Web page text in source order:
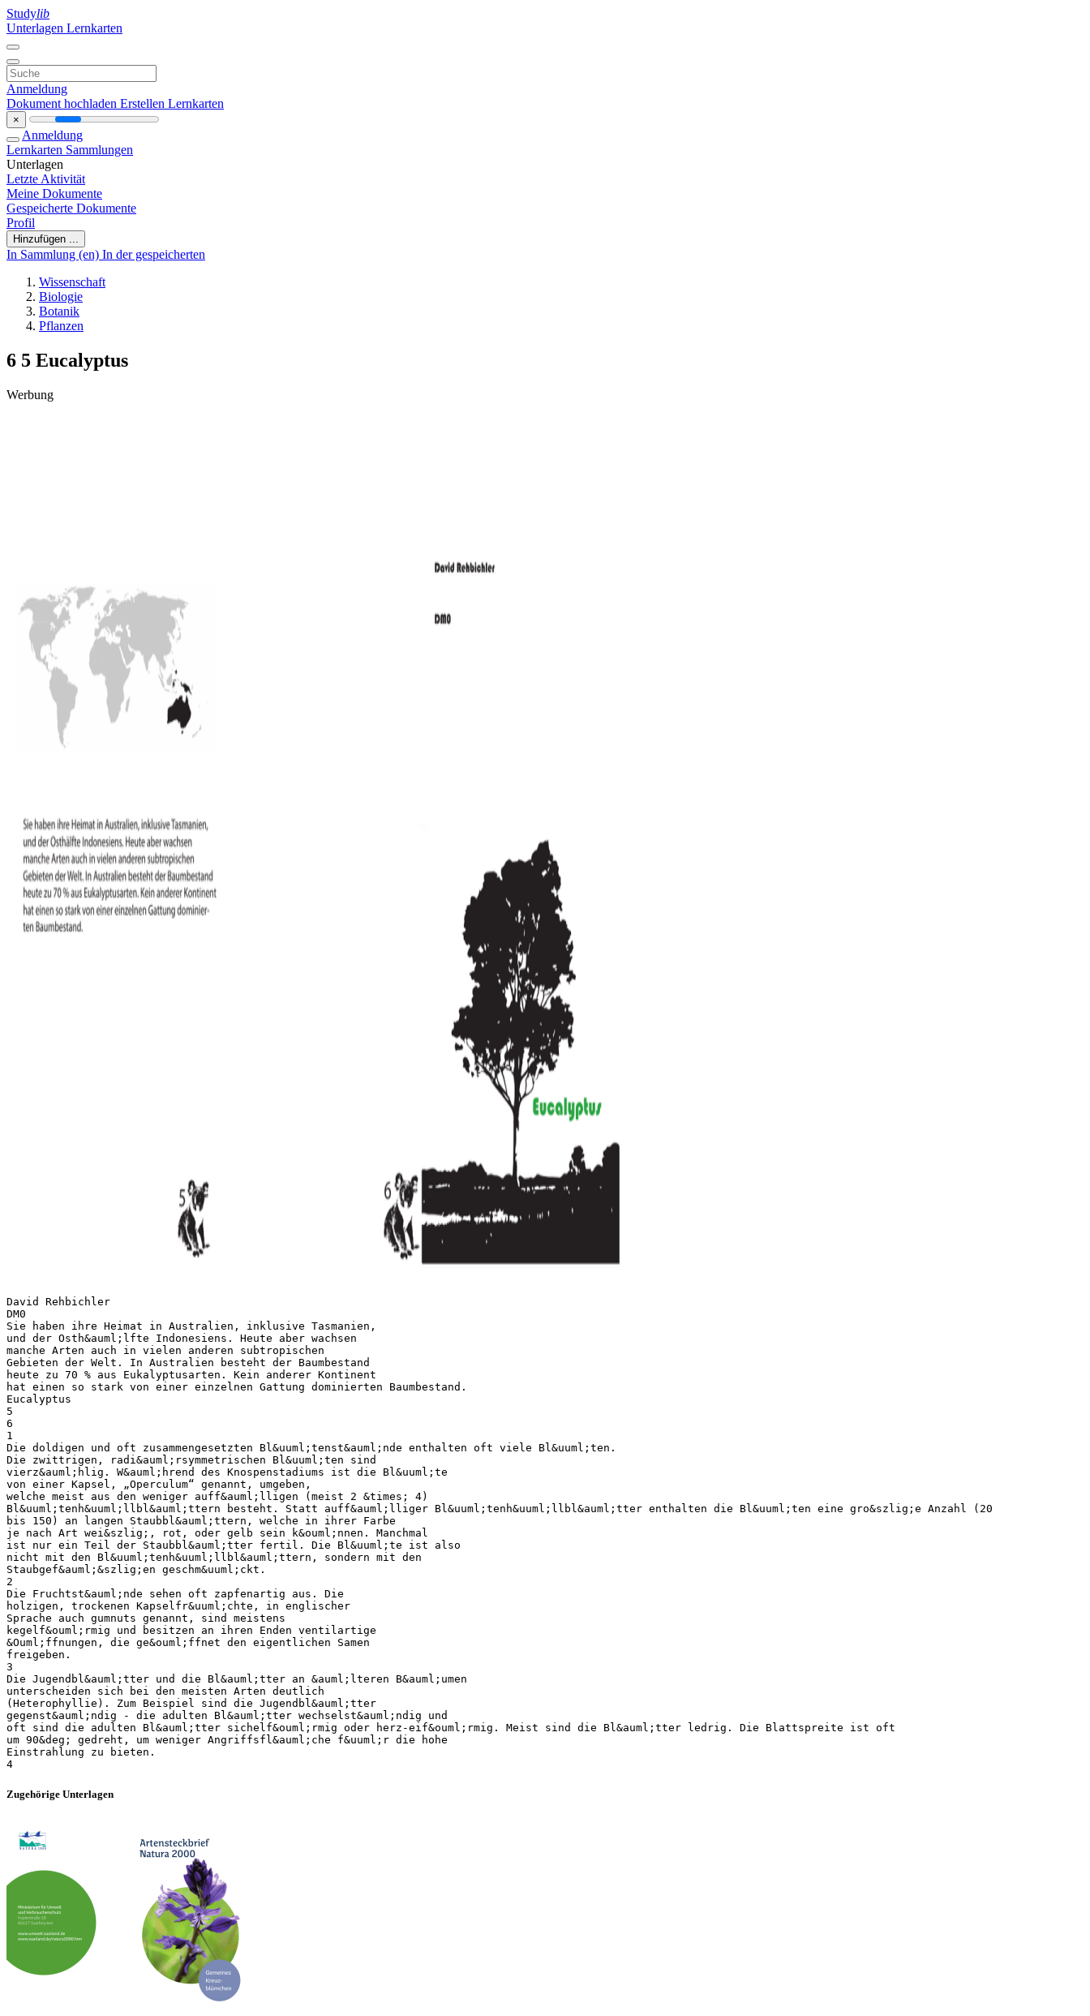
Studylib
Unterlagen Lernkarten
Anmeldung
Dokument hochladen Erstellen Lernkarten
×
Anmeldung
Lernkarten Sammlungen
Unterlagen
Letzte Aktivität
Meine Dokumente
Gespeicherte Dokumente
Profil
Hinzufügen ...
In Sammlung (en) In der gespeicherten
Wissenschaft
Biologie
Botanik
Pflanzen
6 5 Eucalyptus
Werbung
David Rehbichler
DM0
Sie haben ihre Heimat in Australien, inklusive Tasmanien,
und der Osth&auml;lfte Indonesiens. Heute aber wachsen
manche Arten auch in vielen anderen subtropischen
Gebieten der Welt. In Australien besteht der Baumbestand
heute zu 70 % aus Eukalyptusarten. Kein anderer Kontinent
hat einen so stark von einer einzelnen Gattung dominierten Baumbestand.
Eucalyptus
5
6
1
Die doldigen und oft zusammengesetzten Bl&uuml;tenst&auml;nde enthalten oft viele Bl&uuml;ten.
Die zwittrigen, radi&auml;rsymmetrischen Bl&uuml;ten sind
vierz&auml;hlig. W&auml;hrend des Knospenstadiums ist die Bl&uuml;te
von einer Kapsel, „Operculum“ genannt, umgeben,
welche meist aus den weniger auff&auml;lligen (meist 2 &times; 4)
Bl&uuml;tenh&uuml;llbl&auml;ttern besteht. Statt auff&auml;lliger Bl&uuml;tenh&uuml;llbl&auml;tter enthalten die Bl&uuml;ten eine gro&szlig;e Anzahl (20
bis 150) an langen Staubbl&auml;ttern, welche in ihrer Farbe
je nach Art wei&szlig;, rot, oder gelb sein k&ouml;nnen. Manchmal
ist nur ein Teil der Staubbl&auml;tter fertil. Die Bl&uuml;te ist also
nicht mit den Bl&uuml;tenh&uuml;llbl&auml;ttern, sondern mit den
Staubgef&auml;&szlig;en geschm&uuml;ckt.
2
Die Fruchtst&auml;nde sehen oft zapfenartig aus. Die
holzigen, trockenen Kapselfr&uuml;chte, in englischer
Sprache auch gumnuts genannt, sind meistens
kegelf&ouml;rmig und besitzen an ihren Enden ventilartige
&Ouml;ffnungen, die ge&ouml;ffnet den eigentlichen Samen
freigeben.
3
Die Jugendbl&auml;tter und die Bl&auml;tter an &auml;lteren B&auml;umen
unterscheiden sich bei den meisten Arten deutlich
(Heterophyllie). Zum Beispiel sind die Jugendbl&auml;tter
gegenst&auml;ndig - die adulten Bl&auml;tter wechselst&auml;ndig und
oft sind die adulten Bl&auml;tter sichelf&ouml;rmig oder herz-eif&ouml;rmig. Meist sind die Bl&auml;tter ledrig. Die Blattspreite ist oft
um 90&deg; gedreht, um weniger Angriffsfl&auml;che f&uuml;r die hohe
Einstrahlung zu bieten.
Zugehörige Unterlagen